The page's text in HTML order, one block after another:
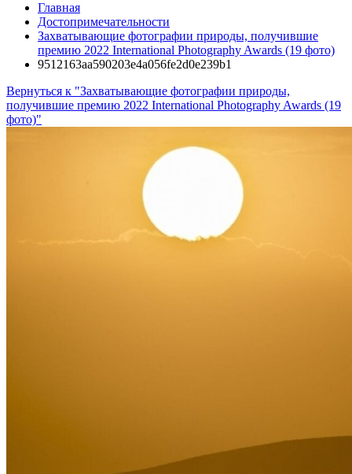
Главная
Достопримечательности
Захватывающие фотографии природы, получившие
премию 2022 International Photography Awards (19 фото)
9512163aa590203e4a056fe2d0e239b1
Вернуться к "Захватывающие фотографии природы,
получившие премию 2022 International Photography Awards (19
фото)"